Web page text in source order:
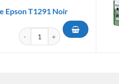
Epson T1291 Noir
quantité de Cartouche d'encre